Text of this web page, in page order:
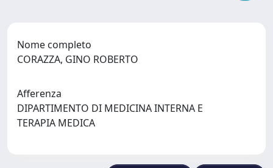
Nome completo
CORAZZA, GINO ROBERTO
Afferenza
DIPARTIMENTO DI MEDICINA INTERNA E
TERAPIA MEDICA